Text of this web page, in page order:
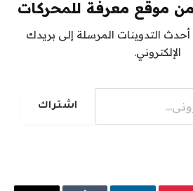
موقع معرفة للمحركات
التدوينات المرسلة إلى بريدك
الإلكتروني.
اشتراك